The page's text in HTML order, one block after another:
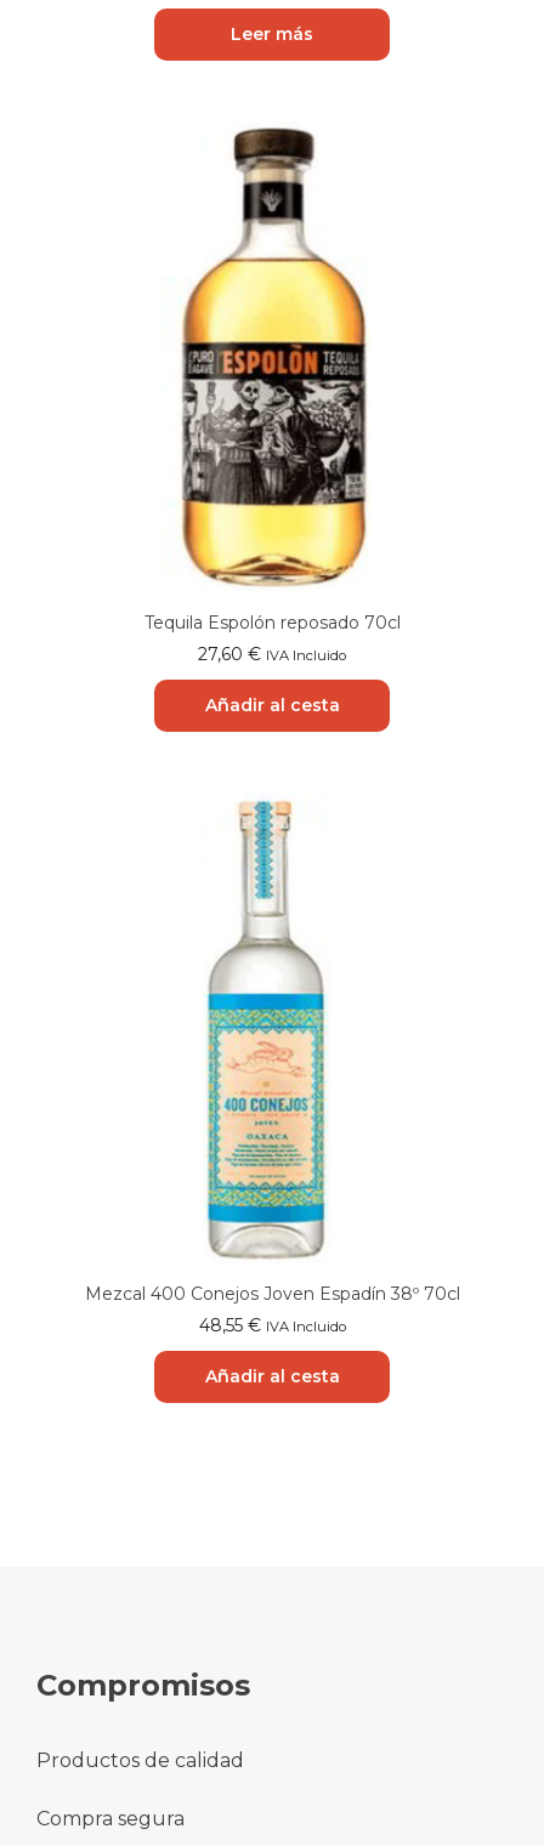
Leer más
Tequila Espolón reposado 70cl
27,60 € IVA Incluido
Añadir al cesta
Mezcal 400 Conejos Joven Espadín 38º 70cl
48,55 € IVA Incluido
Añadir al cesta
Compromisos
Productos de calidad
Compra segura